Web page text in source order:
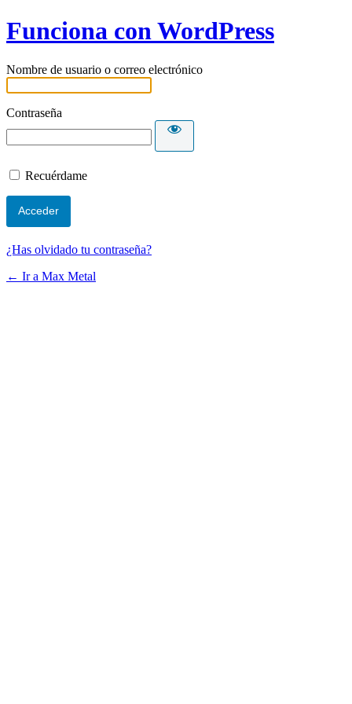
Funciona con WordPress
Nombre de usuario o correo electrónico
Contraseña
Recuérdame
¿Has olvidado tu contraseña?
← Ir a Max Metal